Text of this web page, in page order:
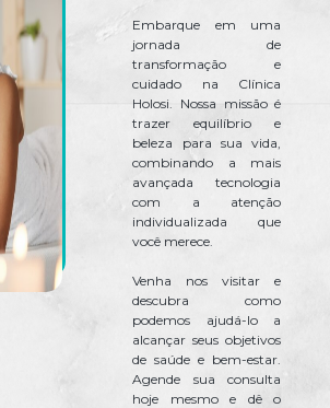
Embarque em uma
jornada de
transformação e
cuidado na Clínica
Holosi. Nossa missão é
trazer equilíbrio e
beleza para sua vida,
combinando a mais
avançada tecnologia
com a atenção
individualizada que
você merece.
Venha nos visitar e
descubra como
podemos ajudá-lo a
alcançar seus objetivos
de saúde e bem-estar.
Agende sua consulta
hoje mesmo e dê o